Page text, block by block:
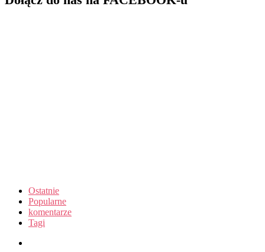
Ostatnie
Popularne
komentarze
Tagi